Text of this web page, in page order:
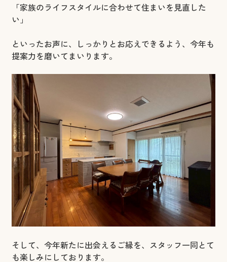
「家族のライフスタイルに合わせて住まいを見直した
い」
といったお声に、しっかりとお応えできるよう、今年も
提案力を磨いてまいります。
そして、今年新たに出会えるご縁を、スタッフ一同とて
も楽しみにしております。